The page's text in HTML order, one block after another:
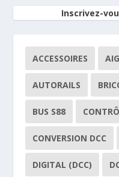
Inscrivez-
ACCESSOIRES
AUTORAILS
BUS S88
CONVERSION DCC
DIGITAL (DCC)